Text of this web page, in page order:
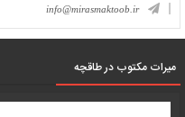
info@mirasmaktoob.ir
میرات مکتوب در طاقچه